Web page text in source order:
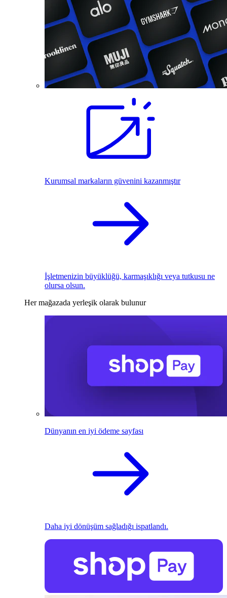
Kurumsal markaların güvenini kazanmıştır
İşletmenizin büyüklüğü, karmaşıklığı veya tutkusu ne
olursa olsun.
Her mağazada yerleşik olarak bulunur
Dünyanın en iyi ödeme sayfası
Daha iyi dönüşüm sağladığı ispatlandı.